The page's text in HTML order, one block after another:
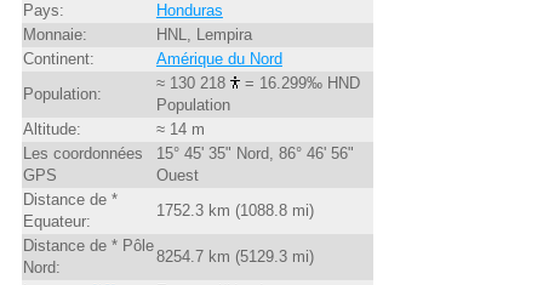
Pays:
Honduras
Monnaie:
HNL, Lempira
Continent:
Amérique du Nord
Population:
≈ 130 218
= 16.299‰ HND
Population
Altitude:
≈ 14 m
Les coordonnées
GPS
15° 45' 35" Nord, 86° 46' 56"
Ouest
Distance de *
Equateur:
1752.3 km (1088.8 mi)
Distance de * Pôle
Nord:
8254.7 km (5129.3 mi)